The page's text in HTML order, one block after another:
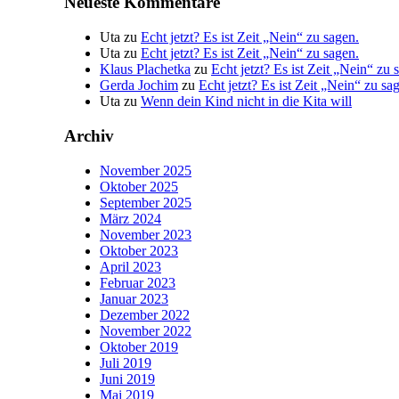
Uta zu Echt jetzt? Es ist Zeit „Nein“ zu sagen.
Uta zu Echt jetzt? Es ist Zeit „Nein“ zu sagen.
Klaus Plachetka zu Echt jetzt? Es ist Zeit „Nein“ zu
Gerda Jochim zu Echt jetzt? Es ist Zeit „Nein“ zu
Uta zu Wenn dein Kind nicht in die Kita will
Archiv
November 2025
Oktober 2025
September 2025
März 2024
November 2023
Oktober 2023
April 2023
Februar 2023
Januar 2023
Dezember 2022
November 2022
Oktober 2019
Juli 2019
Juni 2019
Mai 2019